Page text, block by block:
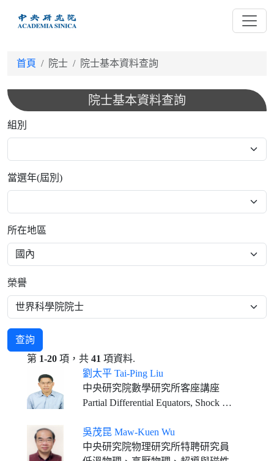
首頁 院士 院士基本資料查詢
院士基本資料查詢
組別
當選年(屆別)
所在地區
榮譽
查詢
第 1-20 項，共 41 項資料.
劉太平 Tai-Ping Liu
中央研究院數學研究所客座講座
Partial Differential Equators, Shock Wave Theory, Kinetic Theory
吳茂昆 Maw-Kuen Wu
中央研究院物理研究所特聘研究員